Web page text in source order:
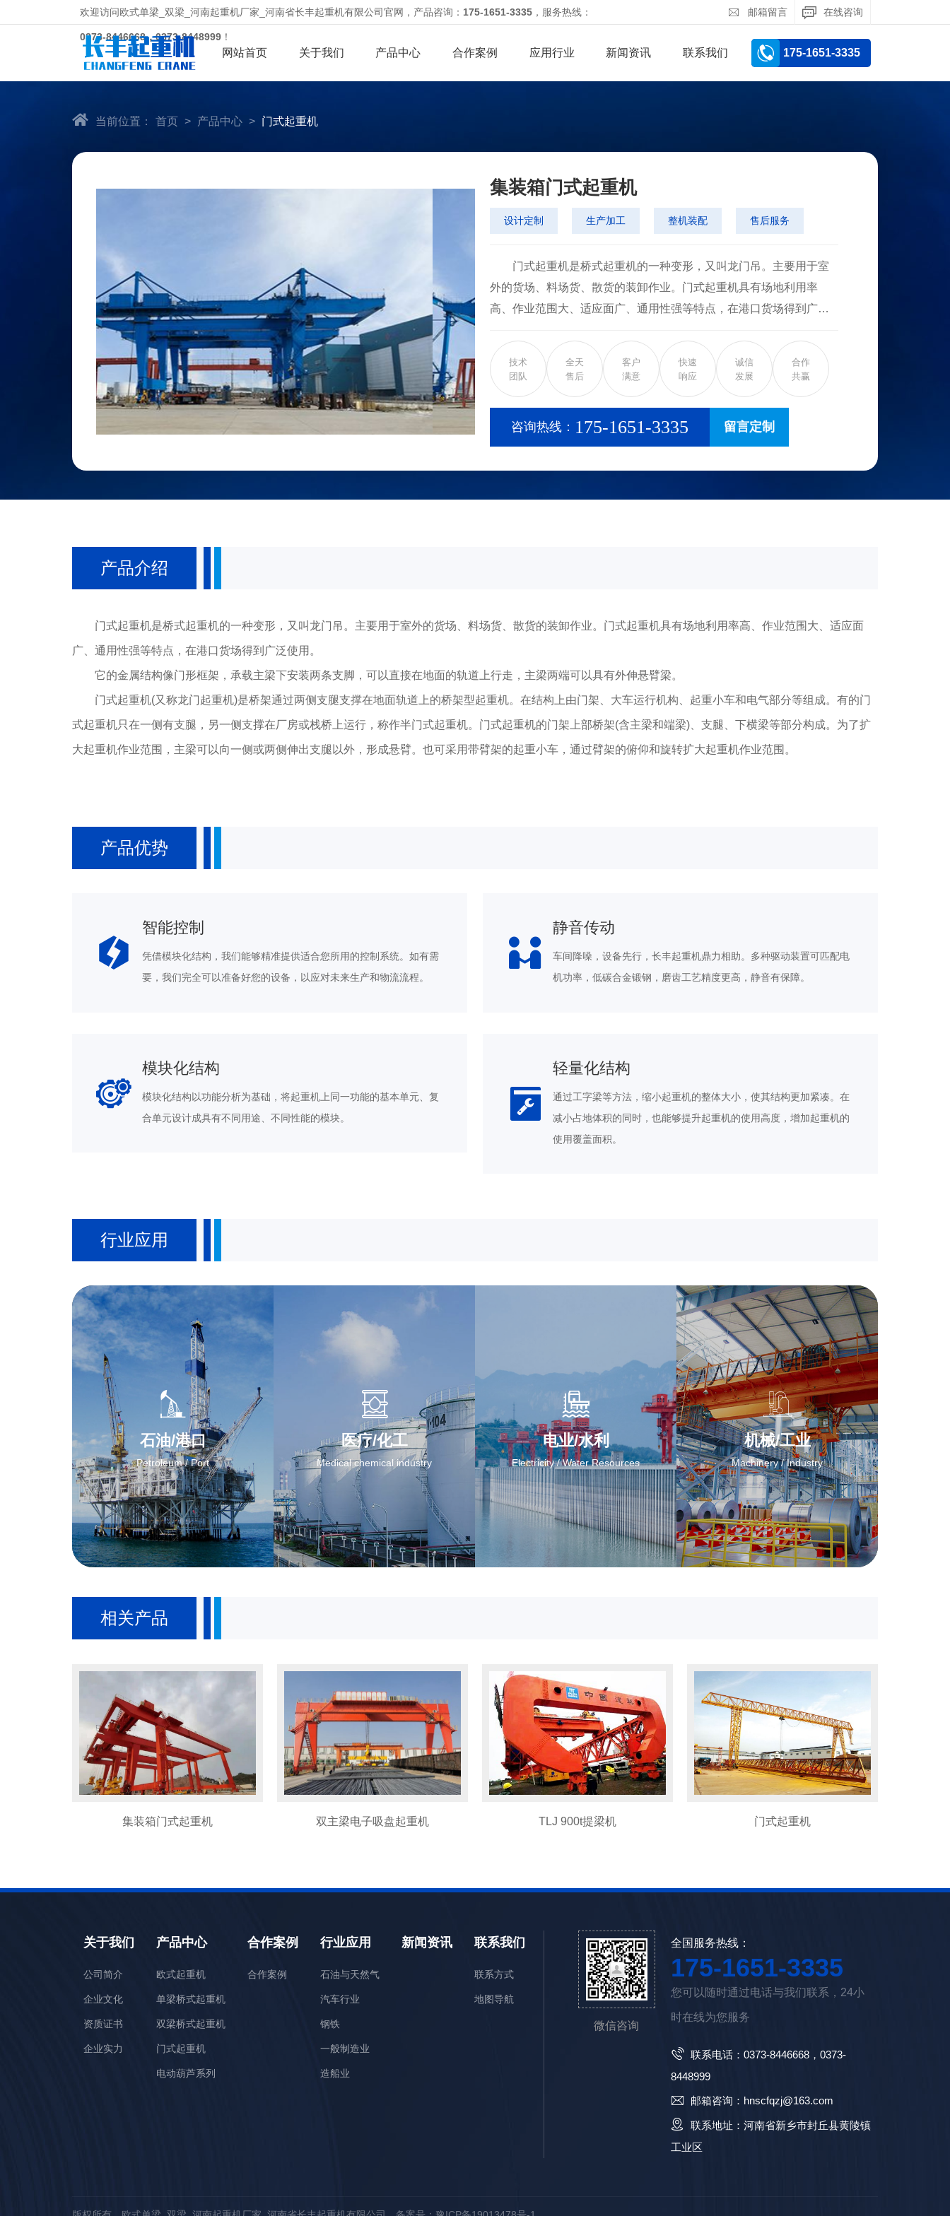
欢迎访问欧式单梁_双梁_河南起重机厂家_河南省长丰起重机有限公司官网， 产品咨询： 175-1651-3335，服务热线：
0373-8446668，0373-8448999！
邮箱留言 在线咨询
网站首页 关于我们 产品中心 合作案例 应用行业 新闻资讯 联系我们 175-1651-3335
当前位置： 首页 > 产品中心 > 门式起重机
集装箱门式起重机
设计定制 生产加工 整机装配 售后服务
门式起重机是桥式起重机的一种变形，又叫龙门吊。主要用于室
外的货场、料场货、散货的装卸作业。门式起重机具有场地利用率
高、作业范围大、适应面广、通用性强等特点，在港口货场得到广泛
以直接在地面的轨道上行走，主梁两端可以具有外伸悬臂梁。 门
式起重机(又称龙门起重机)是桥架通过两侧支腿支撑在地面轨道上的桥
架型起重机。在结构上由门架、大车运行机构、起重小车和电气部分
上运行，称作半门式起重机。门式起重机的门架上部桥架(含主梁和端
车，通过臂架的俯仰和旋转扩大起重机作业范围。
技术
团队
全天
售后
客户
满意
快速
响应
诚信
发展
合作
共赢
咨询热线： 175-1651-3335 留言定制
产品介绍
门式起重机是桥式起重机的一种变形，又叫龙门吊。主要用于室外的货场、料场货、散货的装卸作业。门式起重机具有场地利用率高、作业范围大、适应面
广、通用性强等特点，在港口货场得到广泛使用。
它的金属结构像门形框架，承载主梁下安装两条支脚，可以直接在地面的轨道上行走，主梁两端可以具有外伸悬臂梁。
门式起重机(又称龙门起重机)是桥架通过两侧支腿支撑在地面轨道上的桥架型起重机。在结构上由门架、大车运行机构、起重小车和电气部分等组成。有的门
式起重机只在一侧有支腿，另一侧支撑在厂房或栈桥上运行，称作半门式起重机。门式起重机的门架上部桥架(含主梁和端梁)、支腿、下横梁等部分构成。为了扩
大起重机作业范围，主梁可以向一侧或两侧伸出支腿以外，形成悬臂。也可采用带臂架的起重小车，通过臂架的俯仰和旋转扩大起重机作业范围。
产品优势
智能控制
凭借模块化结构，我们能够精准提供适合您所用的控制系统。如有需
要，我们完全可以准备好您的设备，以应对未来生产和物流流程。
静音传动
车间降噪，设备先行，长丰起重机鼎力相助。多种驱动装置可匹配电
机功率，低碳合金锻钢，磨齿工艺精度更高，静音有保障。
模块化结构
模块化结构以功能分析为基础，将起重机上同一功能的基本单元、复
合单元设计成具有不同用途、不同性能的模块。
轻量化结构
通过工字梁等方法，缩小起重机的整体大小，使其结构更加紧凑。在
减小占地体积的同时，也能够提升起重机的使用高度，增加起重机的
使用覆盖面积。
行业应用
石油/港口
Petroleum / Port
医疗/化工
Medical chemical industry
电业/水利
Electricity / Water Resources
机械/工业
Machinery / Industry
相关产品
双主梁电子吸盘起重机 TLJ 900t提梁机 门式起重机 集装箱门式起重机
关于我们
公司简介
企业文化
资质证书
企业实力
产品中心
欧式起重机
单梁桥式起重机
双梁桥式起重机
门式起重机
电动葫芦系列
合作案例
合作案例
行业应用
石油与天然气
汽车行业
钢铁
一般制造业
造船业
新闻资讯 联系我们
联系方式
地图导航
微信咨询
全国服务热线：
175-1651-3335
您可以随时通过电话与我们联系，24小
时在线为您服务
联系电话：0373-8446668，0373-
8448999
邮箱咨询：hnscfqzj@163.com
联系地址：河南省新乡市封丘县黄陵镇
工业区